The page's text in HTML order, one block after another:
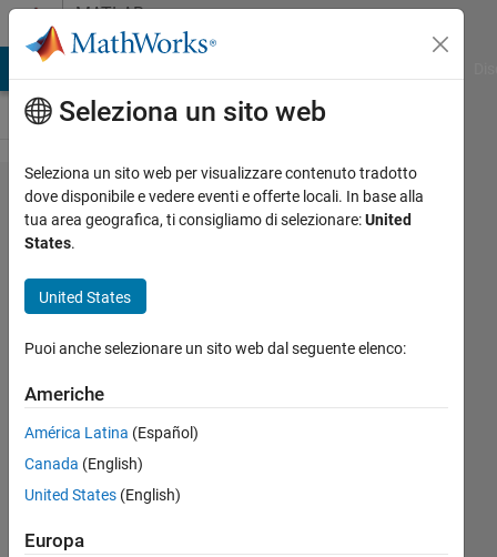
Vai al contenutoMATLAB
Answers
for문
과 (x :
를 통
터 생
성 질
문입
니다.
Na
Seleziona un sito web
Seleziona un sito web per visualizzare contenuto tradotto
dove disponibile e vedere eventi e offerte locali. In base alla
tua area geografica, ti consigliamo di selezionare:United
States.
United States
Puoi anche selezionare un sito web dal seguente elenco:
Americhe
América Latina (Español)
Canada (English)
United States (English)
Europa